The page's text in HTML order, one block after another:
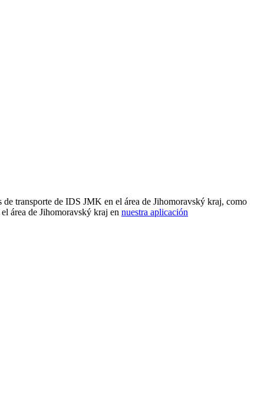
transporte de IDS JMK en el área de Jihomoravský kraj, como
área de Jihomoravský kraj en nuestra aplicación